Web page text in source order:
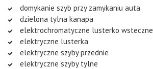
domykanie szyb przy zamykaniu auta
dzielona tylna kanapa
elektrochromatyczne lusterko wsteczne
elektryczne lusterka
elektryczne szyby przednie
elektryczne szyby tylne